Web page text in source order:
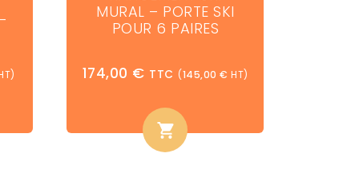
MURAL – PORTE SKI
POUR 6 PAIRES
174,00 € TTC (145,00€ HT)